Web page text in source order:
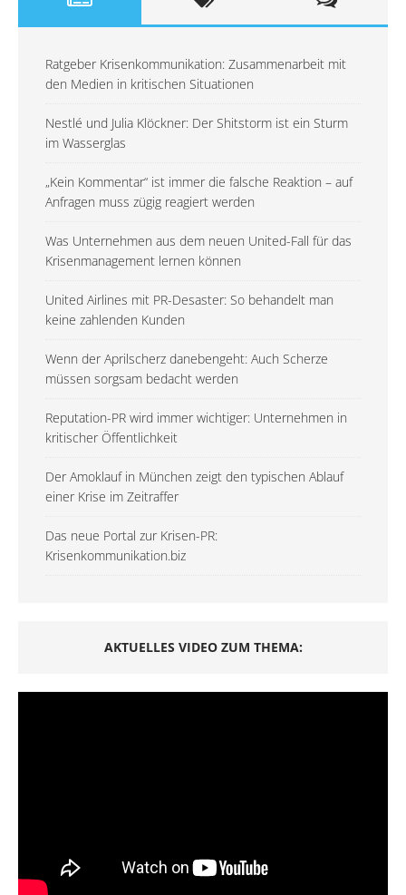
Ratgeber Krisenkommunikation: Zusammenarbeit mit
den Medien in kritischen Situationen
Nestlé und Julia Klöckner: Der Shitstorm ist ein Sturm
im Wasserglas
„Kein Kommentar“ ist immer die falsche Reaktion – auf
Anfragen muss zügig reagiert werden
Was Unternehmen aus dem neuen United-Fall für das
Krisenmanagement lernen können
United Airlines mit PR-Desaster: So behandelt man
keine zahlenden Kunden
Wenn der Aprilscherz danebengeht: Auch Scherze
müssen sorgsam bedacht werden
Reputation-PR wird immer wichtiger: Unternehmen in
kritischer Öffentlichkeit
Der Amoklauf in München zeigt den typischen Ablauf
einer Krise im Zeitraffer
Das neue Portal zur Krisen-PR:
Krisenkommunikation.biz
AKTUELLES VIDEO ZUM THEMA: